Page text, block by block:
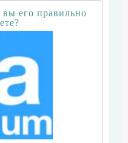
его правильно